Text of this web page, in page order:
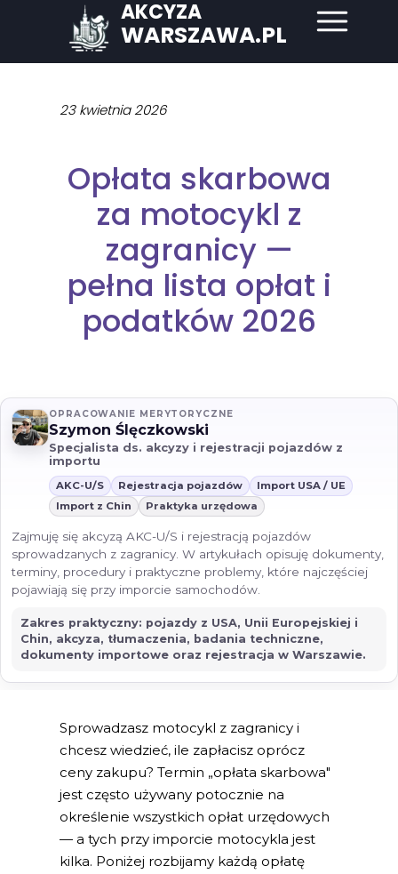
AKCYZA
WARSZAWA.PL
23 kwietnia 2026
Opłata skarbowa
za motocykl z
zagranicy —
pełna lista opłat i
podatków 2026
Sprowadzasz motocykl z zagranicy i
chcesz wiedzieć, ile zapłacisz oprócz
ceny zakupu? Termin „opłata skarbowa"
jest często używany potocznie na
określenie wszystkich opłat urzędowych
— a tych przy imporcie motocykla jest
kilka. Poniżej rozbijamy każdą opłatę
OPRACOWANIE MERYTORYCZNE
Szymon Ślęczkowski
Specjalista ds. akcyzy i rejestracji pojazdów z
importu
AKC-U/S Rejestracja pojazdów
Import USA / UE
Import z Chin
Praktyka urzędowa
Zajmuję się akcyzą AKC-U/S i rejestracją pojazdów
sprowadzanych z zagranicy. W artykułach opisuję dokumenty,
terminy, procedury i praktyczne problemy, które najczęściej
pojawiają się przy imporcie samochodów.
Zakres praktyczny: pojazdy z USA, Unii Europejskiej i
Chin, akcyza, tłumaczenia, badania techniczne,
dokumenty importowe oraz rejestracja w Warszawie.